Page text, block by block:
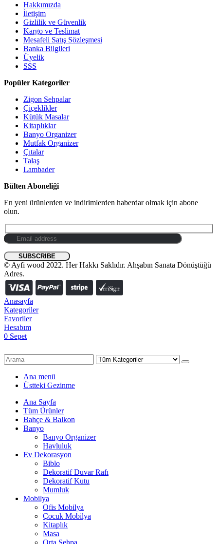
Hakkımızda
İletişim
Gizlilik ve Güvenlik
Kargo ve Teslimat
Mesafeli Satış Sözleşmesi
Banka Bilgileri
Üyelik
SSS
Popüler Kategoriler
Zigon Sehpalar
Çiçeklikler
Kütük Masalar
Kitaplıklar
Banyo Organizer
Mutfak Organizer
Çıtalar
Talaş
Lambader
Bülten Aboneliği
En yeni ürünlerden ve indirimlerden haberdar olmak için abone
olun.
© Ayfi wood 2022. Her Hakkı Saklıdır. Ahşabın Sanata Dönüştüğü
Adres.
Anasayfa
Kategoriler
Favoriler
Hesabım
0 Sepet
Ana menü
Üstteki Gezinme
Ana Sayfa
Tüm Ürünler
Bahçe & Balkon
Banyo
Banyo Organizer
Havluluk
Ev Dekorasyon
Biblo
Dekoratif Duvar Rafı
Dekoratif Kutu
Mumluk
Mobilya
Ofis Mobilya
Çocuk Mobilya
Kitaplık
Masa
Orta Sehpa